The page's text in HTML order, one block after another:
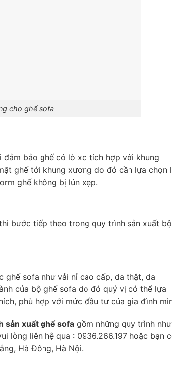
cho ghế sofa
bảo ghế có lò xo tích hợp với khung
ghế tới khung xương do đó cần lựa chọn
ghế không bị lún xẹp.
bước tiếp theo trong quy trình sản xuất bộ
ghế sofa như vải nỉ cao cấp, da thật, da
của bộ ghế sofa do đó quý vị có thể lựa
phù hợp với mức đầu tư của gia đình
sản xuất ghế sofa gồm những quy trình như
lòng liên hệ qua : 0936.266.197 hoặc bạn
Hà Đông, Hà Nội.